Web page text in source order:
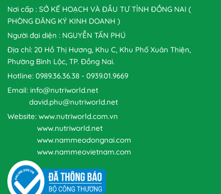
Nơi cấp : SỞ KẾ HOẠCH VÀ ĐẦU TƯ TỈNH ĐỒNG NAI (
PHÒNG ĐĂNG KÝ KINH DOANH )
Người đại diện : NGUYỄN TẤN PHÚ
Địa chỉ: 20 Hồ Thị Hương, Khu C, Khu Phố Xuân Thiện,
Phường Bình Lộc, TP. Đồng Nai.
Hotline: 0989.36.36.38 - 0939.01.9669
Email: info@nutriworld.net
david.phu@nutriworld.net
Website: www.nutriworld.com.vn
www.nutriworld.net
www.nammeodongnai.com
www.nammeovietnam.com